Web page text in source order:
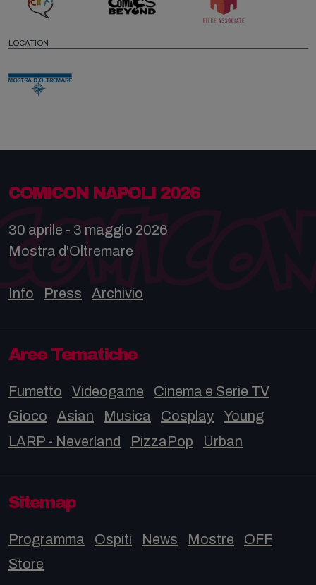
LOCATION
COMICON NAPOLI 2026
30 aprile - 3 maggio 2026
Mostra d'Oltremare
Info Press Archivio
Aree Tematiche
Fumetto Videogame
Cinema e Serie TV
Gioco
Asian Musica Cosplay
Young
LARP - Neverland
PizzaPop Urban
Sitemap
Programma Ospiti News Mostre
OFF
Store